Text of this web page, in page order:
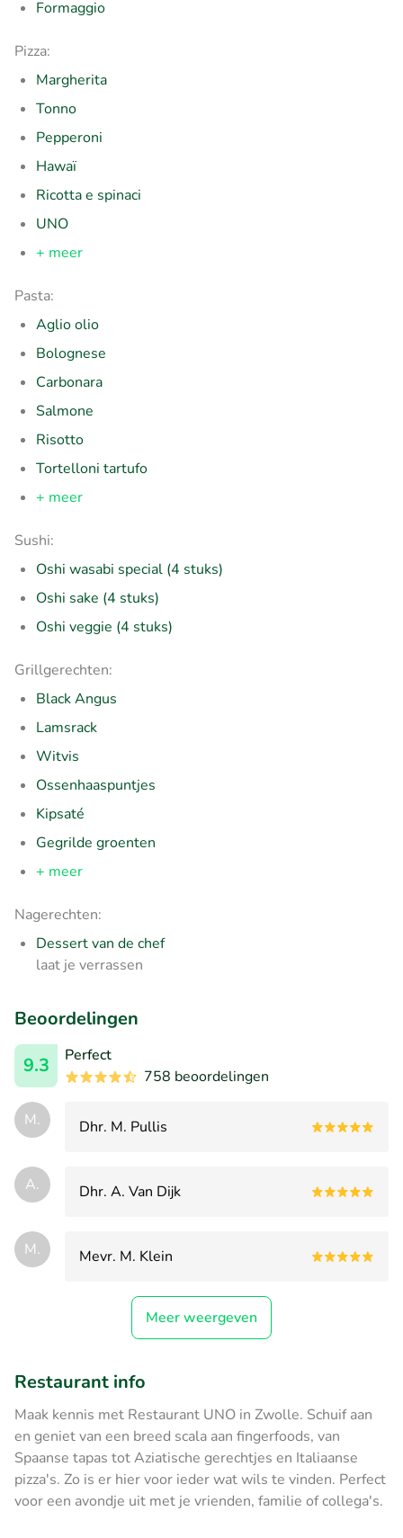
Formaggio
Pizza:
Margherita
Tonno
Pepperoni
Hawaï
Ricotta e spinaci
UNO
+ meer
Pasta:
Aglio olio
Bolognese
Carbonara
Salmone
Risotto
Tortelloni tartufo
+ meer
Sushi:
Oshi wasabi special (4 stuks)
Oshi sake (4 stuks)
Oshi veggie (4 stuks)
Grillgerechten:
Black Angus
Lamsrack
Witvis
Ossenhaaspuntjes
Kipsaté
Gegrilde groenten
+ meer
Nagerechten:
Dessert van de chef
laat je verrassen
Beoordelingen
9.3
Perfect
758 beoordelingen
M. Dhr. M. Pullis
A. Dhr. A. Van Dijk
M. Mevr. M. Klein
Meer weergeven
Restaurant info
Maak kennis met Restaurant UNO in Zwolle. Schuif aan
en geniet van een breed scala aan fingerfoods, van
Spaanse tapas tot Aziatische gerechtjes en Italiaanse
pizza's. Zo is er hier voor ieder wat wils te vinden. Perfect
voor een avondje uit met je vrienden, familie of collega's.